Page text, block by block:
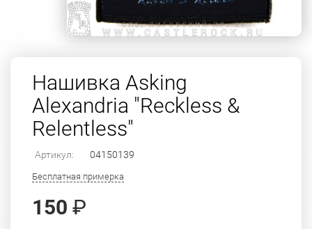
Нашивка Asking
Alexandria "Reckless &
Relentless"
Артикул: 04150139
Бесплатная примерка
150 ₽